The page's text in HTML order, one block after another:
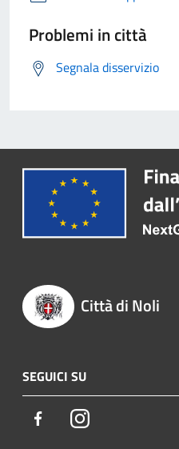
Problemi in città
Segnala disservizio
Città di Noli
SEGUICI SU
FacebookInstagram